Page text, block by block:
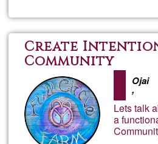
Create
Community
Ojai
,
Lets talk
a